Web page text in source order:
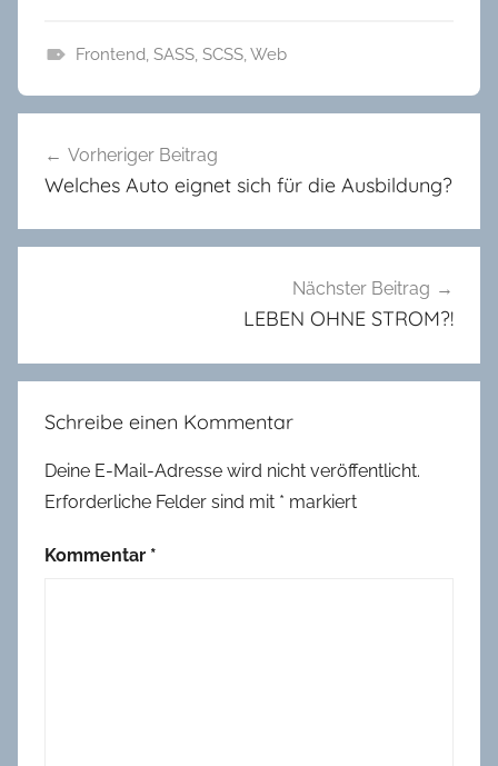
e
n
i
Frontend SASS, SCSS, Web
Vorheriger Beitrag
Welches Auto eignet sich für die Ausbildung?
Nächster Beitrag
LEBEN OHNE STROM?!
Schreibe einen Kommentar
Deine E-Mail-Adresse wird nicht veröffentlicht.
Erforderliche Felder sind mit * markiert
Kommentar *